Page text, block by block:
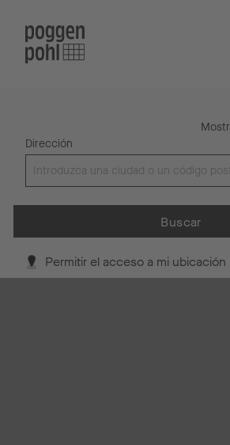
Dirección
Buscar
Permitir el acceso a mi ubicación